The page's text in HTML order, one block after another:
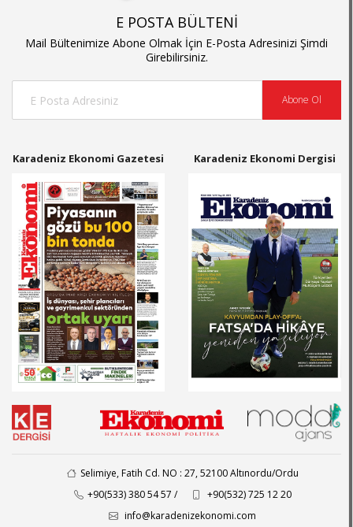
E POSTA BÜLTENİ
Mail Bültenimize Abone Olmak İçin E-Posta Adresinizi Şimdi
Girebilirsiniz.
Abone Ol
Karadeniz Ekonomi Gazetesi Karadeniz Ekonomi Dergisi
Selimiye, Fatih Cd. NO : 27, 52100 Altınordu/Ordu
+90(533) 380 54 57 /
+90(532) 725 12 20
info@karadenizekonomi.com